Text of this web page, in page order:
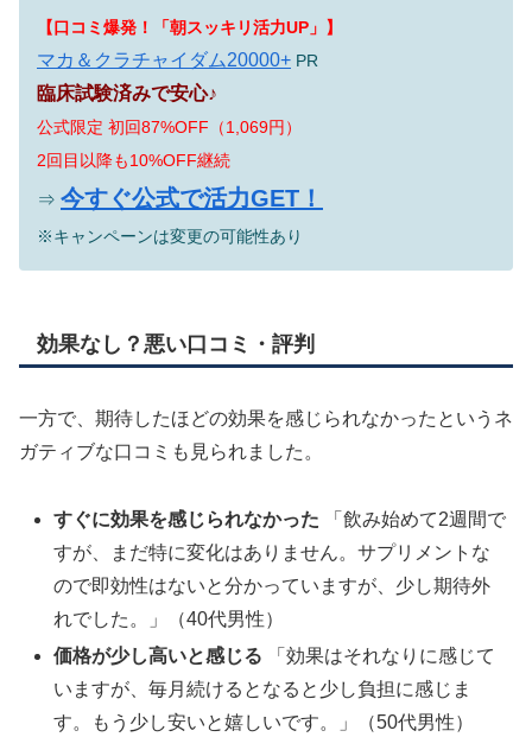
【口コミ爆発！「朝スッキリ活力UP」】
マカ＆クラチャイダム20000+ PR
臨床試験済みで安心♪
公式限定 初回87%OFF（1,069円）
2回目以降も10%OFF継続
⇒ 今すぐ公式で活力GET！
※キャンペーンは変更の可能性あり
効果なし？悪い口コミ・評判
一方で、期待したほどの効果を感じられなかったというネ
ガティブな口コミも見られました。
すぐに効果を感じられなかった 「飲み始めて2週間で
すが、まだ特に変化はありません。サプリメントな
ので即効性はないと分かっていますが、少し期待外
れでした。」（40代男性）
価格が少し高いと感じる 「効果はそれなりに感じて
いますが、毎月続けるとなると少し負担に感じま
す。もう少し安いと嬉しいです。」（50代男性）